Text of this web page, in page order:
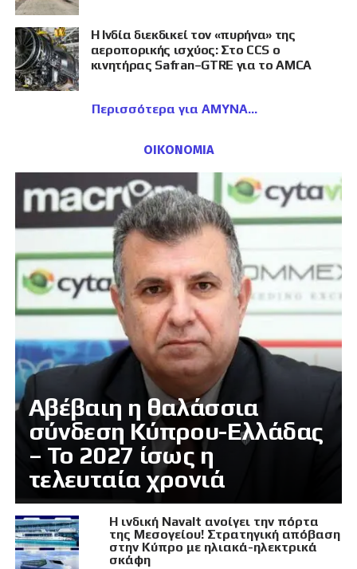
Η Ινδία διεκδικεί τον «πυρήνα» της
αεροπορικής ισχύος: Στο CCS ο
κινητήρας Safran–GTRE για το AMCA
Περισσότερα για ΑΜΥΝΑ
ΟΙΚΟΝΟΜΙΑ
Αβέβαιη η θαλάσσια
σύνδεση Κύπρου-Ελλάδας
– Το 2027 ίσως η
τελευταία χρονιά
Η ινδική Navalt ανοίγει την πόρτα
της Μεσογείου! Στρατηγική απόβαση
στην Κύπρο με ηλιακά-ηλεκτρικά
σκάφη